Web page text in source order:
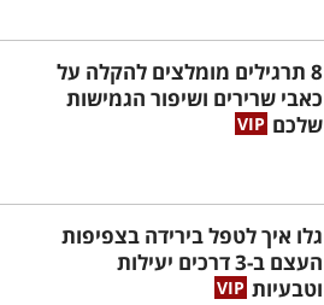
8 תרגילים מומלצים להקלה על
כאבי שרירים ושיפור הגמישות
שלכם
גלו איך לטפל בירידה בצפיפות
העצם ב-3 דרכים יעילות
וטבעיות